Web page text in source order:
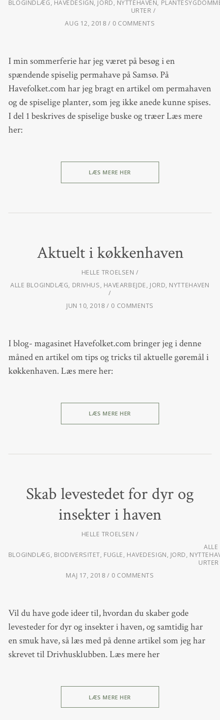
BLOGINDLÆG, HAVEDESIGN, JORD, NYTTEHAVEN,
URTER
AUG 12, 2018
0 COMMENTS
I min sommerferie har jeg været på besøg i en
spændende spiselig permahave på Samsø. På
Havefolket.com har jeg bragt en artikel om permahaven
og de spiselige planter, som jeg ikke anede kunne spises.
I del 1 beskrives de spiselige buske og træer Læs mere
her:
LÆS MERE HER
Aktuelt i køkkenhaven
HELLE TROELSEN
ALLE BLOGINDLÆG, DRIVHUS, HAVEARBEJDE, JORD, NYTTEHAVEN
JUN 10, 2018 0 COMMENTS
I blog- magasinet Havefolket.com bringer jeg i denne
måned en artikel om tips og tricks til aktuelle gøremål i
køkkenhaven. Læs mere her:
LÆS MERE HER
Skab levestedet for dyr og
insekter i haven
HELLE TROELSEN
ALLE
BLOGINDLÆG, BIODIVERSITET, FUGLE, HAVEDESIGN, JORD,
URTER
MAJ 17, 2018
0 COMMENTS
Vil du have gode ideer til, hvordan du skaber gode
levesteder for dyr og insekter i haven, og samtidig har
en smuk have, så læs med på denne artikel som jeg har
skrevet til Drivhusklubben. Læs mere her
LÆS MERE HER